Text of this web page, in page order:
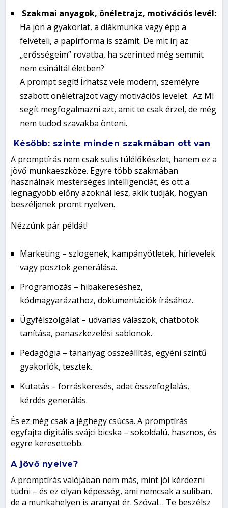
Szakmai anyagok, önéletrajz, motivációs levél:
Ha jön a gyakorlat, a diákmunka vagy épp a
felvételi, a papírforma is számít. De mit írj az
„erősségeim” rovatba, ha szerinted még semmit
nem csináltál életben?
A prompt segít! Írhatsz vele modern, személyre
szabott önéletrajzot vagy motivációs levelet. Az MI
segít megfogalmazni azt, amit te csak érzel, de még
nem tudod szavakba önteni.
Később: szinte minden szakmában ott van
A promptírás nem csak sulis túlélőkészlet, hanem ez a
jövő munkaeszköze. Egyre több szakmában
használnak mesterséges intelligenciát, és ott a
legnagyobb előny azoknál lesz, akik tudják, hogyan
beszéljenek promt nyelven.
Nézzünk pár példát!
Marketing – szlogenek, kampányötletek, hírlevelek
vagy posztok generálása.
Programozás – hibakereséshez,
kódmagyarázathoz, dokumentációk írásához.
Ügyfélszolgálat – udvarias válaszok, chatbotok
tanítása, panaszkezelési sablonok.
Pedagógia – tananyag összeállítás, egyéni szintű
gyakorlók, tesztek.
Kutatás – forráskeresés, adat összefoglalás,
kérdés generálás.
És ez még csak a jéghegy csúcsa. A promptírás
egyfajta digitálissvájci bicska – sokoldalú, hasznos, és
egyre keresettebb.
A jövő nyelve?
A promptírás valójában nem más, mint jól kérdezni
tudni – és ez olyan képesség, ami nemcsak a suliban,
de a munkahelyen is aranyat ér. Szóval… Te beszélsz